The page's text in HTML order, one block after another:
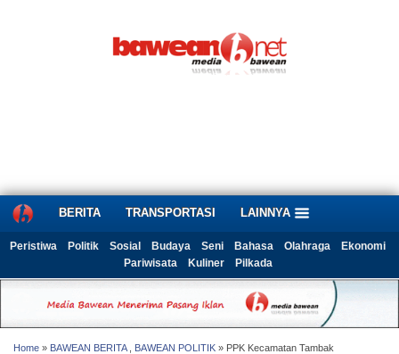
BERITA TRANSPORTASI LAINNYA
Peristiwa Politik Sosial Budaya Seni Bahasa Olahraga
Ekonomi
Pariwisata
Kuliner Pilkada
Home » BAWEAN BERITA, BAWEAN POLITIK » PPK Kecamatan Tambak